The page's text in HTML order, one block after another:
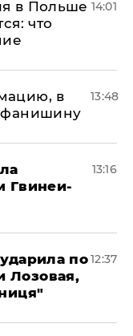
в Польше
что
14:01
в
13:48
Гвинеи-
13:16
по
Лозовая,
12:37